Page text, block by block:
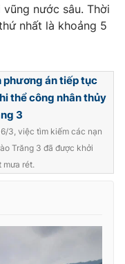
Nam
tử số 483/GP-BTTTT
nước sâu. Thời
nhất là khoảng 5
phương án tiếp tục
thể công nhân thủy
3
3, việc tìm kiếm các nạn
Trăng 3 đã được khởi
mưa rét.